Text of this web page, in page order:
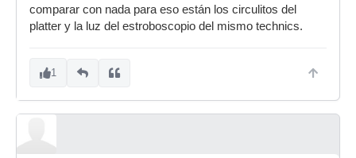
comparar con nada para eso están los circulitos del
platter y la luz del estroboscopio del mismo technics.
1